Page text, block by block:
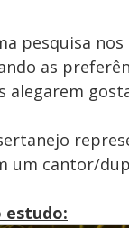
pesquisa nos
as
alegarem
um cantor/
estudo: